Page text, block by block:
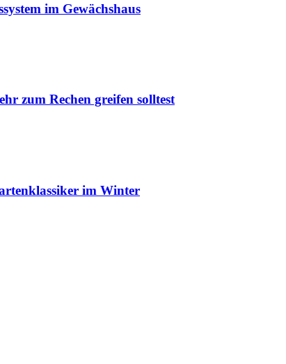
im Gewächshaus
zum Rechen greifen solltest
im Winter